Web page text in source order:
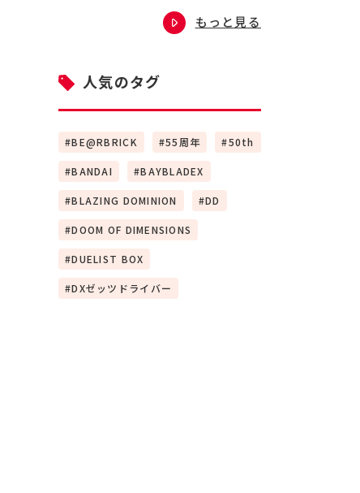
もっと見る
人気のタグ
BE@RBRICK 55周年 50th
BANDAI BAYBLADEX
BLAZING DOMINION DD
DOOM OF DIMENSIONS
DUELIST BOX
DXゼッツドライバー